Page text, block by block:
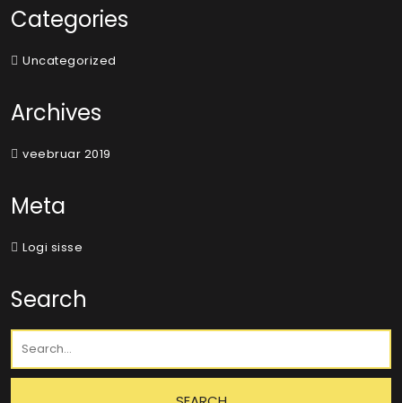
Categories
Uncategorized
Archives
veebruar 2019
Meta
Logi sisse
Search